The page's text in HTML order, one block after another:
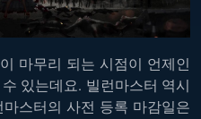
마무리 되는 시점이 언제인
있는데요. 빌런마스터 역시
스터의 사전 등록 마감일은